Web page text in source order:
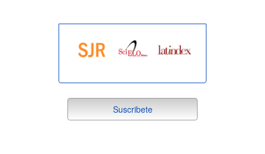
suscribete
Suscribete